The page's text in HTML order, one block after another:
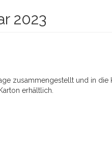
2023
zusammengestellt und in die
erhältlich.